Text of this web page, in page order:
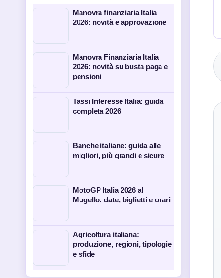
Manovra finanziaria Italia
2026: novità e approvazione
Manovra Finanziaria Italia
2026: novità su busta paga e
pensioni
Tassi Interesse Italia: guida
completa 2026
Banche italiane: guida alle
migliori, più grandi e sicure
MotoGP Italia 2026 al
Mugello: date, biglietti e orari
Agricoltura italiana:
produzione, regioni, tipologie
e sfide